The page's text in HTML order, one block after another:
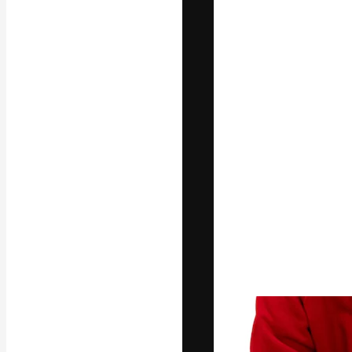
Copyright © 2010-